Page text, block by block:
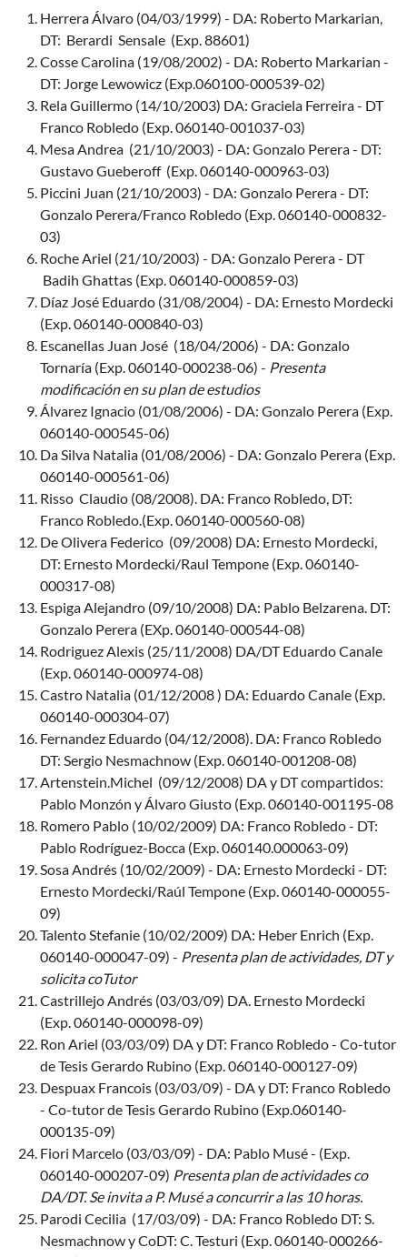
Herrera Álvaro (04/03/1999) - DA: Roberto Markarian,
DT: Berardi Sensale (Exp. 88601)
Cosse Carolina (19/08/2002) - DA: Roberto Markarian -
DT: Jorge Lewowicz (Exp.060100-000539-02)
Rela Guillermo (14/10/2003) DA: Graciela Ferreira - DT
Franco Robledo (Exp. 060140-001037-03)
Mesa Andrea (21/10/2003) - DA: Gonzalo Perera - DT:
Gustavo Gueberoff (Exp. 060140-000963-03)
Piccini Juan (21/10/2003) - DA: Gonzalo Perera - DT:
Gonzalo Perera/Franco Robledo (Exp. 060140-000832-
03)
Roche Ariel (21/10/2003) - DA: Gonzalo Perera - DT
Badih Ghattas (Exp. 060140-000859-03)
Díaz José Eduardo (31/08/2004) - DA: Ernesto Mordecki
(Exp. 060140-000840-03)
Escanellas Juan José (18/04/2006) - DA: Gonzalo
Tornaría (Exp. 060140-000238-06) - Presenta
modificación en su plan de estudios
Álvarez Ignacio (01/08/2006) - DA: Gonzalo Perera (Exp.
060140-000545-06)
Da Silva Natalia (01/08/2006) - DA: Gonzalo Perera (Exp.
060140-000561-06)
Risso Claudio (08/2008). DA: Franco Robledo, DT:
Franco Robledo.(Exp. 060140-000560-08)
De Olivera Federico (09/2008) DA: Ernesto Mordecki,
DT: Ernesto Mordecki/Raul Tempone (Exp. 060140-
000317-08)
Espiga Alejandro (09/10/2008) DA: Pablo Belzarena. DT:
Gonzalo Perera (EXp. 060140-000544-08)
Rodriguez Alexis (25/11/2008) DA/DT Eduardo Canale
(Exp. 060140-000974-08)
Castro Natalia (01/12/2008 ) DA: Eduardo Canale (Exp.
060140-000304-07)
Fernandez Eduardo (04/12/2008). DA: Franco Robledo
DT: Sergio Nesmachnow (Exp. 060140-001208-08)
Artenstein.Michel (09/12/2008) DA y DT compartidos:
Pablo Monzón y Álvaro Giusto (Exp. 060140-001195-08
Romero Pablo (10/02/2009) DA: Franco Robledo - DT:
Pablo Rodríguez-Bocca (Exp. 060140.000063-09)
Sosa Andrés (10/02/2009) - DA: Ernesto Mordecki - DT:
Ernesto Mordecki/Raúl Tempone (Exp. 060140-000055-
09)
Talento Stefanie (10/02/2009) DA: Heber Enrich (Exp.
060140-000047-09) - Presenta plan de actividades, DT y
solicita coTutor
Castrillejo Andrés (03/03/09) DA. Ernesto Mordecki
(Exp. 060140-000098-09)
Ron Ariel (03/03/09) DA y DT: Franco Robledo - Co-tutor
de Tesis Gerardo Rubino (Exp. 060140-000127-09)
Despuax Francois (03/03/09) - DA y DT: Franco Robledo
- Co-tutor de Tesis Gerardo Rubino (Exp.060140-
000135-09)
Fiori Marcelo (03/03/09) - DA: Pablo Musé - (Exp.
060140-000207-09) Presenta plan de actividades co
DA/DT. Se invita a P. Musé a concurrir a las 10 horas.
Parodi Cecilia (17/03/09) - DA: Franco Robledo DT: S.
Nesmachnow y CoDT: C. Testuri (Exp. 060140-000266-